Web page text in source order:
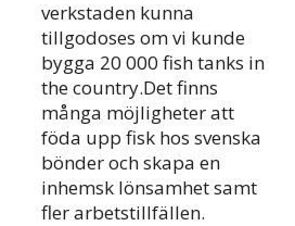
verkstaden kunna
tillgodoses om vi kunde
bygga 20 000 fish tanks in
the country.Det finns
många möjligheter att
föda upp fisk hos svenska
bönder och skapa en
inhemsk lönsamhet samt
fler arbetstillfällen.